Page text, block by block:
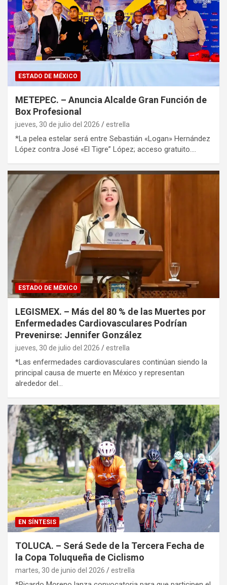
ESTADO DE MÉXICO
METEPEC. – Anuncia Alcalde Gran Función de
Box Profesional
jueves, 30 de julio del 2026 estrella
*La pelea estelar será entre Sebastián «Logan» Hernández
López contra José «El Tigre” López; acceso gratuito.…
ESTADO DE MÉXICO
LEGISMEX. – Más del 80 % de las Muertes por
Enfermedades Cardiovasculares Podrían
Prevenirse: Jennifer González
jueves, 30 de julio del 2026 estrella
*Las enfermedades cardiovasculares continúan siendo la
principal causa de muerte en México y representan
alrededor del…
EN SÍNTESIS
TOLUCA. – Será Sede de la Tercera Fecha de
la Copa Toluqueña de Ciclismo
martes, 30 de junio del 2026 estrella